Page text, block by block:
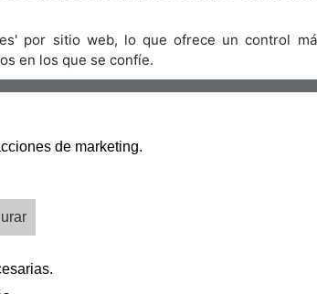
de marketing.
por sitio web, lo que ofrece un control
en los que se confíe.